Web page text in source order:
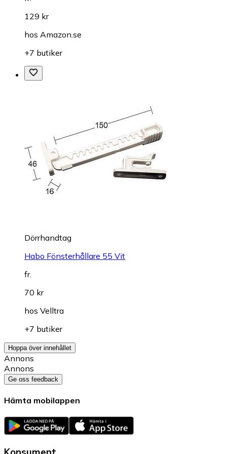
129 kr
hos Amazon.se
+7 butiker
Dörrhandtag
Habo Fönsterhållare 55 Vit
fr.
70 kr
hos Velltra
+7 butiker
Hoppa över innehållet
Annons
Annons
Ge oss feedback
Hämta mobilappen